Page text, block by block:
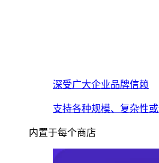
深受广大企业品牌信赖
支持各种规模、复杂性或
内置于每个商店